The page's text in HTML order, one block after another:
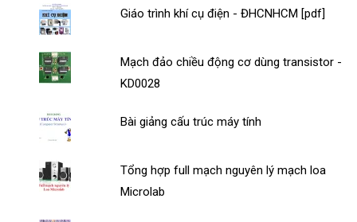
Giáo trình khí cụ điện - ĐHCNHCM [pdf]
Mạch đảo chiều động cơ dùng transistor -
KD0028
Bài giảng cấu trúc máy tính
Tổng hợp full mạch nguyên lý mạch loa
Microlab